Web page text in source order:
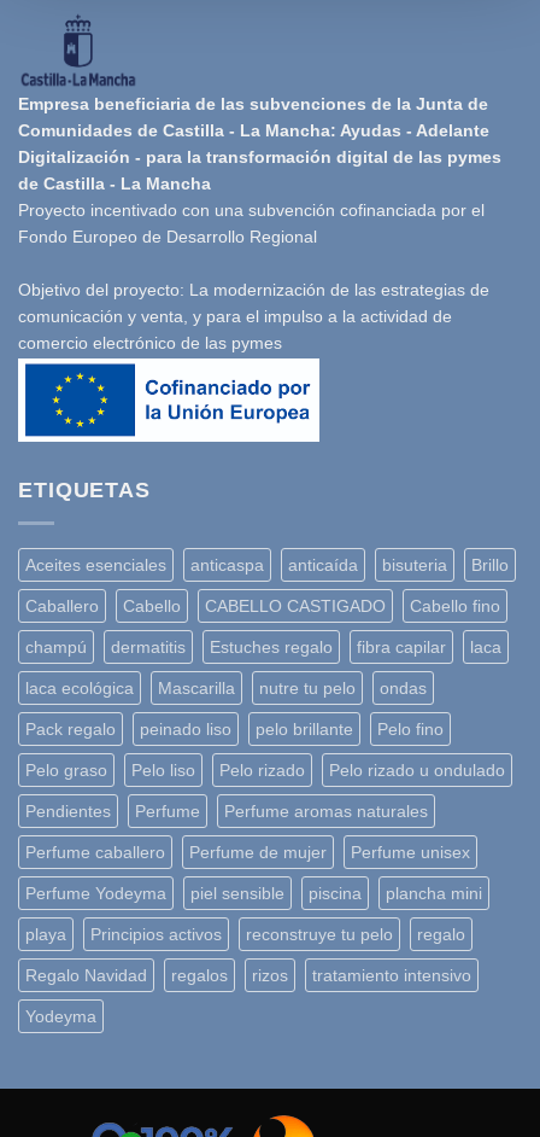
Empresa beneficiaria de las subvenciones de la Junta de
Comunidades de Castilla - La Mancha: Ayudas - Adelante
Digitalización - para la transformación digital de las pymes
de Castilla - La Mancha
Proyecto incentivado con una subvención cofinanciada por el
Fondo Europeo de Desarrollo Regional
Objetivo del proyecto: La modernización de las estrategias de
comunicación y venta, y para el impulso a la actividad de
comercio electrónico de las pymes
ETIQUETAS
Aceites esenciales anticaspa anticaída bisuteria Brillo
Caballero Cabello CABELLO CASTIGADO Cabello fino
champú dermatitis Estuches regalo fibra capilar laca
laca ecológica Mascarilla nutre tu pelo ondas
Pack regalo peinado liso pelo brillante Pelo fino
Pelo graso Pelo liso Pelo rizado Pelo rizado u ondulado
Pendientes Perfume Perfume aromas naturales
Perfume caballero Perfume de mujer Perfume unisex
Perfume Yodeyma piel sensible piscina plancha mini
playa Principios activos reconstruye tu pelo regalo
Regalo Navidad regalos rizos tratamiento intensivo
Yodeyma